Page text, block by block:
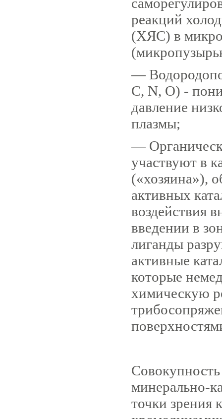
реакций
(ХЯС) в
—
С, N, О) -
давление
плазмы;
—
участвуют в
(«хозяина»),
активных
воздействия
введении в
лиганды
активные
которые
химическую
минерально-
точки зрения